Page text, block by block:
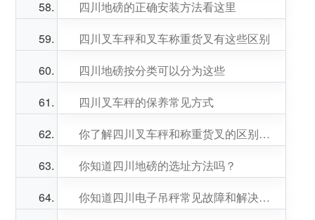
四川地磅的正确安装方法看这里
四川叉车秤和叉车称重货叉有这些区别
四川地磅按分类可以分为这些
四川叉车秤的保养常见方式
你了解四川叉车秤和称重货叉的区别吗？
你知道四川地磅的选址方法吗？
你知道四川电子吊秤常见故障和解决方法吗？